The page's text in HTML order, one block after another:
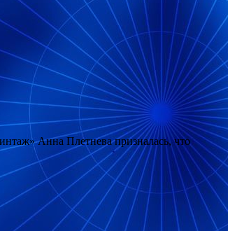
Анна Плетнева призналась, что